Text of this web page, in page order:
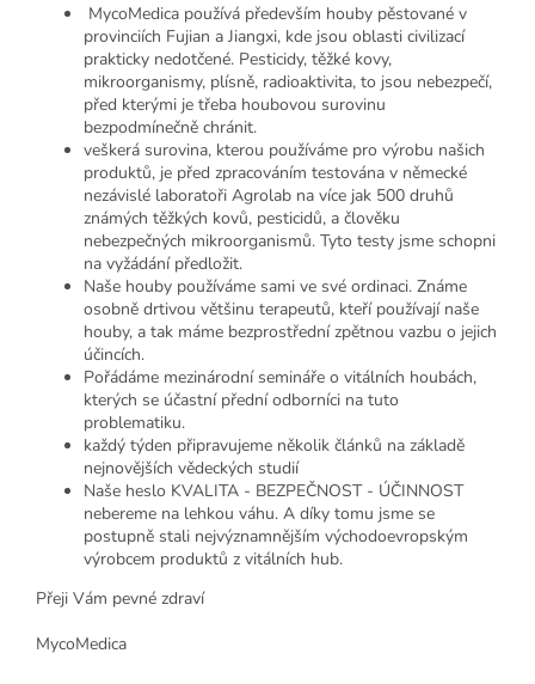
MycoMedica používá především houby pěstované v
provinciích Fujian a Jiangxi, kde jsou oblasti civilizací
prakticky nedotčené. Pesticidy, těžké kovy,
mikroorganismy, plísně, radioaktivita, to jsou nebezpečí,
před kterými je třeba houbovou surovinu
bezpodmínečně chránit.
veškerá surovina, kterou používáme pro výrobu našich
produktů, je před zpracováním testována v německé
nezávislé laboratoři Agrolab na více jak 500 druhů
známých těžkých kovů, pesticidů, a člověku
nebezpečných mikroorganismů. Tyto testy jsme schopni
na vyžádání předložit.
Naše houby používáme sami ve své ordinaci. Známe
osobně drtivou většinu terapeutů, kteří používají naše
houby, a tak máme bezprostřední zpětnou vazbu o jejich
účincích.
Pořádáme mezinárodní semináře o vitálních houbách,
kterých se účastní přední odborníci na tuto
problematiku.
každý týden připravujeme několik článků na základě
nejnovějších vědeckých studií
Naše heslo KVALITA - BEZPEČNOST - ÚČINNOST
nebereme na lehkou váhu. A díky tomu jsme se
postupně stali nejvýznamnějším východoevropským
výrobcem produktů z vitálních hub.
Přeji Vám pevné zdraví
MycoMedica